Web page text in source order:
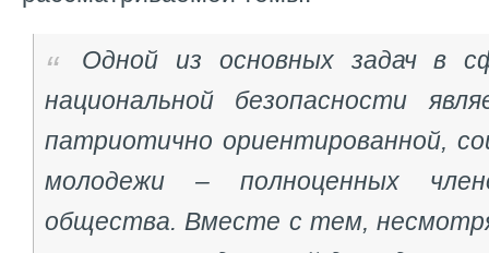
Одной из основных задач в
национальной безопасности
патриотично ориентированной,
молодежи – полноценных
общества. Вместе с тем,